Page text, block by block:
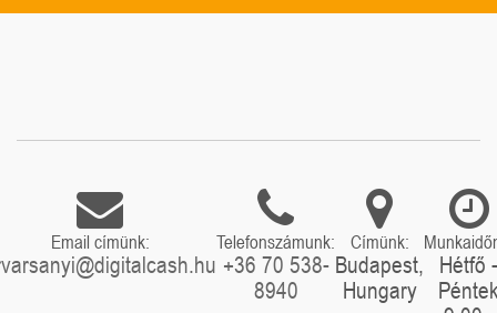
Email címünk: Telefonszámunk:
+36 70 538-
8940
Címünk:
Budapest,
Hungary
Hétfő -